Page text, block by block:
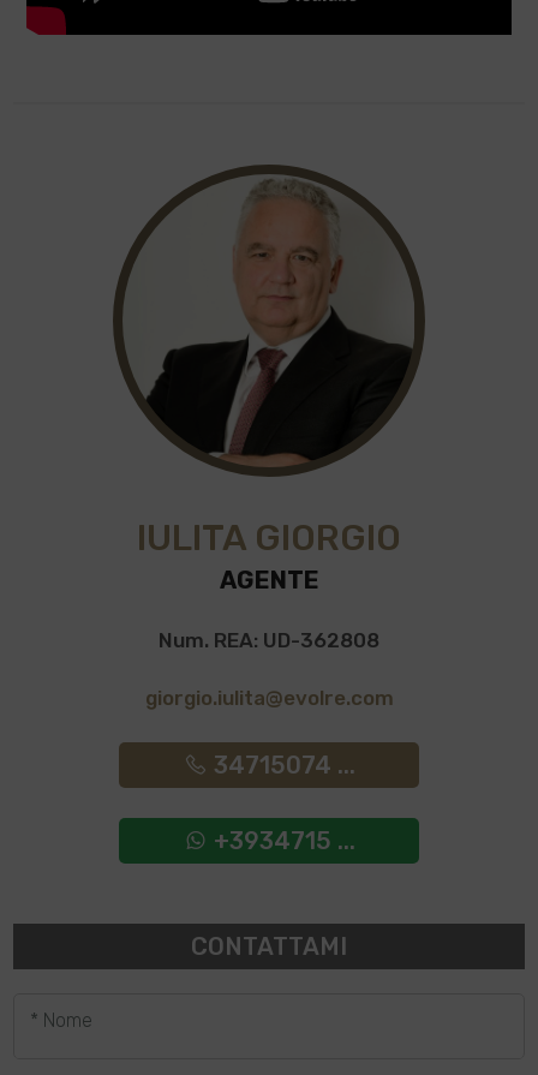
IULITA GIORGIO
AGENTE
Num. REA: UD-362808
giorgio.iulita@evolre.com
34715074 ...
+3934715 ...
CONTATTAMI
* Nome